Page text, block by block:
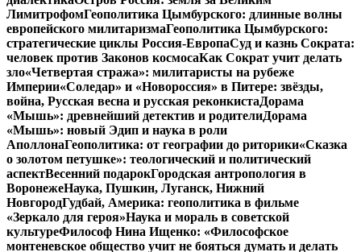
ЛимитрофомГеополитика Цымбурского: длинные волны
европейского милитаризмаГеополитика Цымбурского:
стратегические циклы Россия-ЕвропаСуд и казнь Сократа:
человек против Законов космосаКак Сократ учит делать
зло«Четвертая стража»: милитаристы на рубеже
Империи«Соледар» и «Новороссия» в Питере: звёзды,
война, Русская весна и русская реконкистаДорама
«Мышь»: древнейший детектив и родителиДорама
«Мышь»: новый Эдип и наука в роли
АполлонаГеополитика: от географии до риторики«Сказка
о золотом петушке»: теологический и политический
аспектВесенний подарокГородская антропология в
ВоронежеНаука, Пушкин, Луганск, Нижний
НовгородГудбай, Америка: геополитика в фильме
«Зеркало для героя»Наука и мораль в советской
культуреФилософ Нина Ищенко: «Философское
монтеневское общество учит не бояться думать и делать